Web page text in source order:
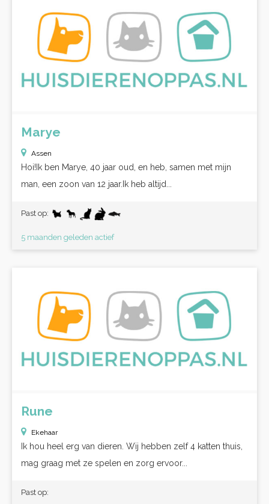
Marye
Assen
Hoi!Ik ben Marye, 40 jaar oud, en heb, samen met mijn
man, een zoon van 12 jaar.Ik heb altijd...
Past op:
5 maanden geleden actief
Rune
Ekehaar
Ik hou heel erg van dieren. Wij hebben zelf 4 katten thuis,
mag graag met ze spelen en zorg ervoor...
Past op: